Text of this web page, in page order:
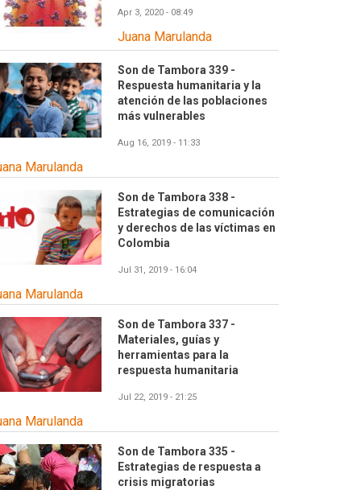
Apr 3, 2020 - 08:49
Juana Marulanda
Son de Tambora 339 -
Respuesta humanitaria y la
atención de las poblaciones
más vulnerables
Aug 16, 2019 - 11:33
Marulanda
Son de Tambora 338 -
Estrategias de comunicación
y derechos de las víctimas en
Colombia
Jul 31, 2019 - 16:04
Marulanda
Son de Tambora 337 -
Materiales, guías y
herramientas para la
respuesta humanitaria
Jul 22, 2019 - 21:25
Marulanda
Son de Tambora 335 -
Estrategias de respuesta a
crisis migratorias